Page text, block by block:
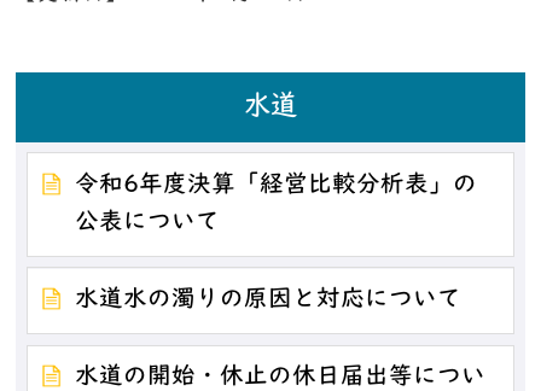
水道
令和6年度決算「経営比較分析表」の
公表について
水道水の濁りの原因と対応について
水道の開始・休止の休日届出等につい